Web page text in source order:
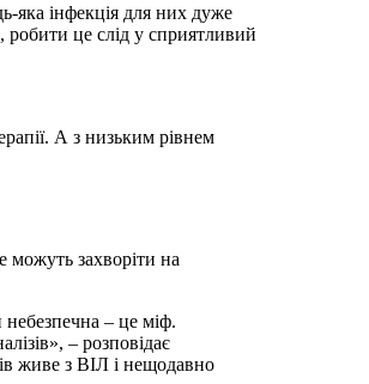
яка інфекція для них дуже
це слід у сприятливий
А з низьким рівнем
захворіти на
– це міф.
– розповідає
живе з ВІЛ і нещодавно